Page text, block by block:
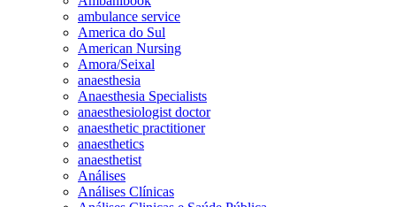
ambulance service
America do Sul
American Nursing
Amora/Seixal
anaesthesia
Anaesthesia Specialists
anaesthesiologist doctor
anaesthetic practitioner
anaesthetics
anaesthetist
Análises
Análises Clínicas